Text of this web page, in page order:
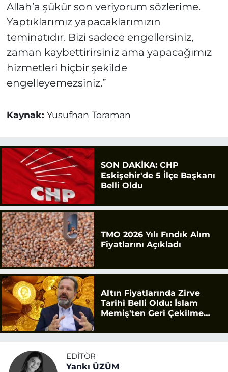
Allah’a şükür son veriyorum sözlerime.
Yaptıklarımız yapacaklarımızın
teminatıdır. Bizi sadece engellersiniz,
zaman kaybettirirsiniz ama yapacağımız
hizmetleri hiçbir şekilde
engelleyemezsiniz.”
Kaynak: Yusufhan Toraman
SON DAKİKA: CHP
Eskişehir'de 5 İlçe Başkanı
Belli Oldu
TMO 2026 Yılı Fındık Alım
Fiyatlarını Açıkladı
Altın Fiyatlarında Zirve
Tarihi Belli Oldu: İslam
Memiş'ten Geri Çekilme
EDITÖR
Yankı ÜZÜM